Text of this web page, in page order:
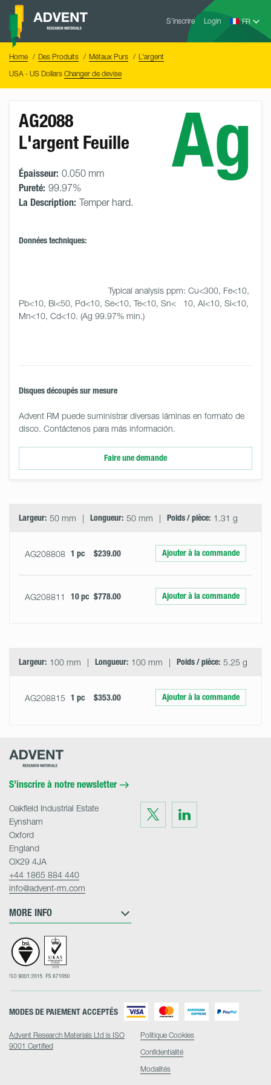
Skip
content
S’inscrire Login
Advent
Home Des Produits Métaux Purs
L'argent
USA - US Dollars Changer de devise
Ag
AG2088
L'argent Feuille
Épaisseur: 0.050 mm
Pureté: 99.97%
La Description: Temper hard.
Données techniques:
Pb<10, Bi<50, Pd<10, Se<10, Te<10, Sn<   10, Al<10, Si<10,
Mn<10, Cd<10. (Ag 99.97% min.)
Disques découpés sur mesure
Advent RM puede suministrar diversas láminas en formato de
disco. Contáctenos para más información.
Faire une demande
Largeur: 50 mm Longueur: 50 mm Poids / pièce: 1.31 g
AG208808 1 pc $239.00 Ajouter à la commande
AG208811 10 pc $778.00 Ajouter à la commande
Largeur: 100 mm Longueur: 100 mm Poids / pièce: 5.25 g
AG208815 1 pc $353.00 Ajouter à la commande
Advent
S’inscrire à notre newsletter
Visit
us
on
Twitter
Visit
on
LinkedIn
MORE INFO
Oakfield Industrial Estate
Eynsham
Oxford
England
OX29 4JA
+44 1865 884 440
info@advent-rm.com
Advent Research Materials Ltd is ISO
9001 Certified
MODES DE PAIEMENT ACCEPTÉS
Politique Cookies
Confidentialité
Modalités